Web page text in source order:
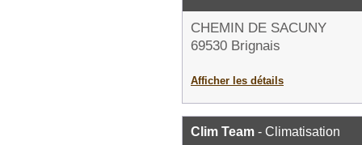
CHEMIN DE SACUNY
69530 Brignais
Afficher les détails
Clim Team - Climatisation